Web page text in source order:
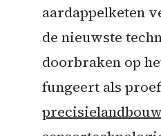
aardappelketen
de nieuwste
doorbraken op
fungeert als
precisielandbouw